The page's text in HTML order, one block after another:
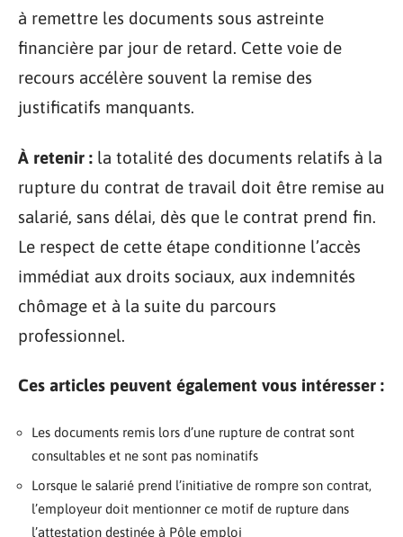
à remettre les documents sous astreinte
financière par jour de retard. Cette voie de
recours accélère souvent la remise des
justificatifs manquants.
À retenir : la totalité des documents relatifs à la
rupture du contrat de travail doit être remise au
salarié, sans délai, dès que le contrat prend fin.
Le respect de cette étape conditionne l’accès
immédiat aux droits sociaux, aux indemnités
chômage et à la suite du parcours
professionnel.
Ces articles peuvent également vous intéresser :
Les documents remis lors d’une rupture de contrat sont
consultables et ne sont pas nominatifs
Lorsque le salarié prend l’initiative de rompre son contrat,
l’employeur doit mentionner ce motif de rupture dans
l’attestation destinée à Pôle emploi